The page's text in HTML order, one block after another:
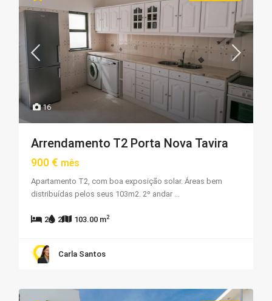
16
Arrendamento T2 Porta Nova Tavira
900 € mês
Apartamento T2, com boa exposição solar. Áreas bem
distribuídas pelos seus 103m2. 2º andar ...
2 2 103.00 m2
Carla Santos